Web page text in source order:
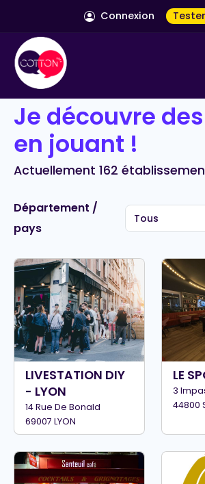
Connexion
Je découvre
en jouant !
Actuellement 162
Département /
pays
LIVESTATION DIY
- LYON
14 Rue De Bonald
69007 LYON
LE
3
44800